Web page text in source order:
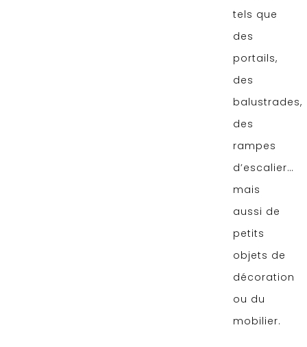
tels que
des
portails,
des
balustrades,
des
rampes
d’escalier…
mais
aussi de
petits
objets de
décoration
ou du
mobilier.